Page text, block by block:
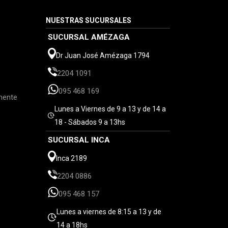
NUESTRAS SUCURSALES
SUCURSAL AMÉZAGA
Dr Juan José Amézaga 1794
2204 1091
095 468 169
Lunes a Viernes de 9 a 13 y de 14 a
18 - Sábados 9 a 13hs
SUCURSAL INCA
Inca 2189
2204 0886
095 468 157
Lunes a viernes de 8:15 a 13 y de
14 a 18hs